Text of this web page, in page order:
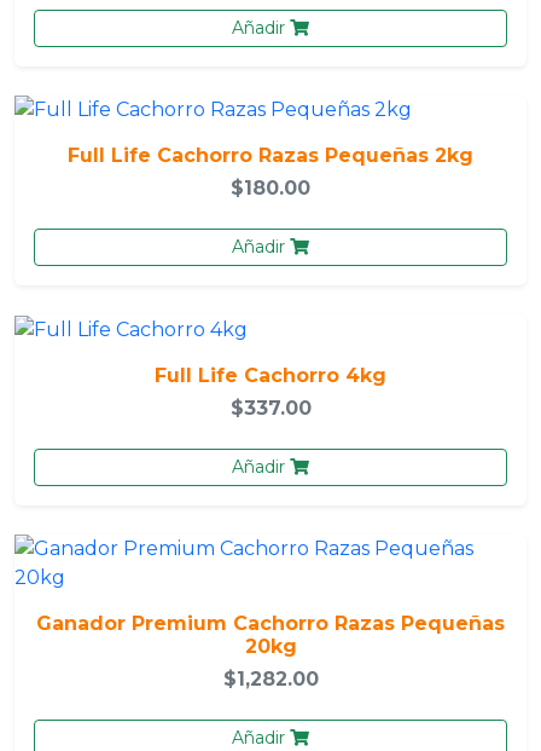
Añadir
Full Life Cachorro Razas Pequeñas 2kg
$180.00
Añadir
Full Life Cachorro 4kg
$337.00
Añadir
Ganador Premium Cachorro Razas Pequeñas
20kg
$1,282.00
Añadir